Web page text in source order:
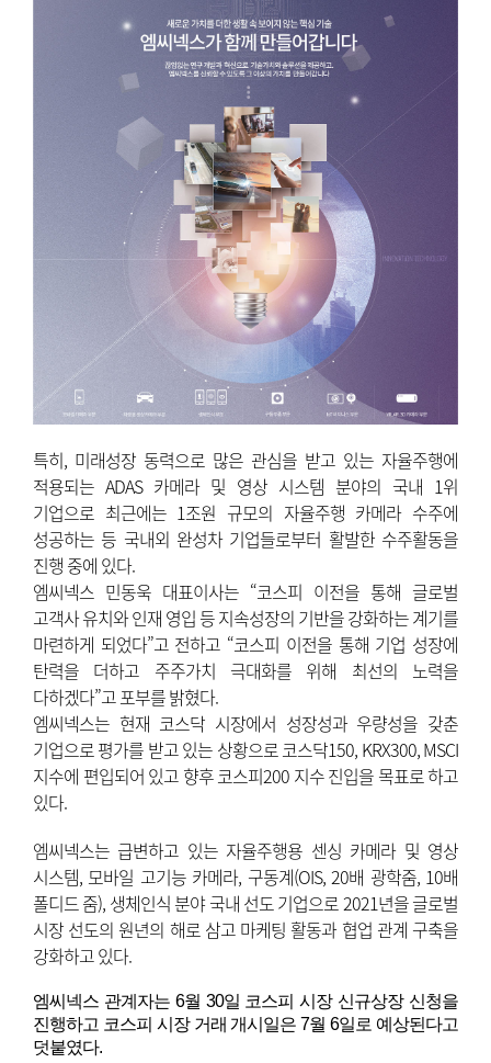
특히, 미래성장 동력으로 많은 관심을 받고 있는 자율주행에
적용되는 ADAS 카메라 및 영상 시스템 분야의 국내 1위
기업으로 최근에는 1조원 규모의 자율주행 카메라 수주에
성공하는 등 국내외 완성차 기업들로부터 활발한 수주활동을
진행 중에 있다.
엠씨넥스 민동욱 대표이사는 “코스피 이전을 통해 글로벌
고객사 유치와 인재 영입 등 지속성장의 기반을 강화하는 계기를
마련하게 되었다”고 전하고 “코스피 이전을 통해 기업 성장에
탄력을 더하고 주주가치 극대화를 위해 최선의 노력을
다하겠다”고 포부를 밝혔다.
엠씨넥스는 현재 코스닥 시장에서 성장성과 우량성을 갖춘
기업으로 평가를 받고 있는 상황으로 코스닥150, KRX300, MSCI
지수에 편입되어 있고 향후 코스피200 지수 진입을 목표로 하고
있다.
엠씨넥스는 급변하고 있는 자율주행용 센싱 카메라 및 영상
시스템, 모바일 고기능 카메라, 구동계(OIS, 20배 광학줌, 10배
폴디드 줌), 생체인식 분야 국내 선도 기업으로 2021년을 글로벌
시장 선도의 원년의 해로 삼고 마케팅 활동과 협업 관계 구축을
강화하고 있다.
엠씨넥스 관계자는 6월 30일 코스피 시장 신규상장 신청을
진행하고 코스피 시장 거래 개시일은 7월 6일로 예상된다고
덧붙였다.